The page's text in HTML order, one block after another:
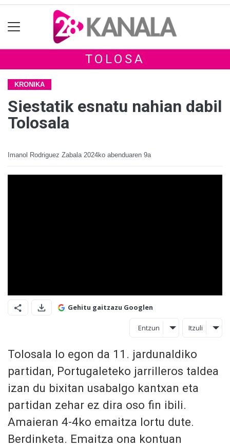
TOLOSA
KRONIKA
Siestatik esnatu nahian dabil
Tolosala
Imanol Rodriguez Zabala 2024ko abenduaren 9a
Gehitu gaitzazu Googlen
Entzun Itzuli
Tolosala lo egon da 11. jardunaldiko
partidan, Portugaleteko jarrilleros taldea
izan du bixitan usabalgo kantxan eta
partidan zehar ez dira oso fin ibili.
Amaieran 4-4ko emaitza lortu dute.
Berdinketa. Emaitza ona kontuan